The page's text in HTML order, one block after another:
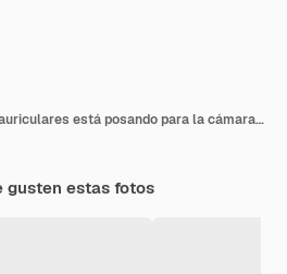
Chica sonriente con auriculares está posando para la cámara sentada en el fondo de la naturaleza
gusten estas fotos